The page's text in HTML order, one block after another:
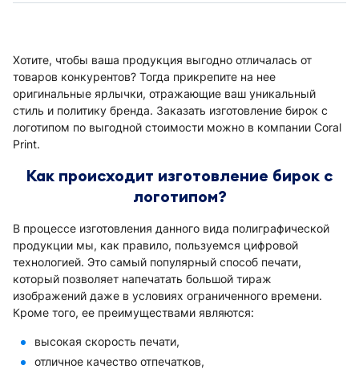
Хотите, чтобы ваша продукция выгодно отличалась от
товаров конкурентов? Тогда прикрепите на нее
оригинальные ярлычки, отражающие ваш уникальный
стиль и политику бренда. Заказать изготовление бирок с
логотипом по выгодной стоимости можно в компании Coral
Print.
Как происходит изготовление бирок с
логотипом?
В процессе изготовления данного вида полиграфической
продукции мы, как правило, пользуемся цифровой
технологией. Это самый популярный способ печати,
который позволяет напечатать большой тираж
изображений даже в условиях ограниченного времени.
Кроме того, ее преимуществами являются:
высокая скорость печати,
отличное качество отпечатков,